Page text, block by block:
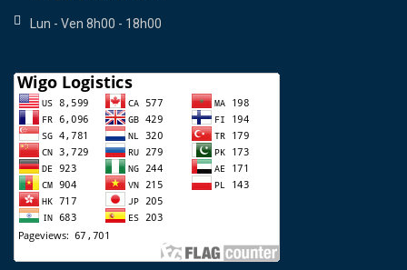
Lun - Ven 8h00 - 18h00